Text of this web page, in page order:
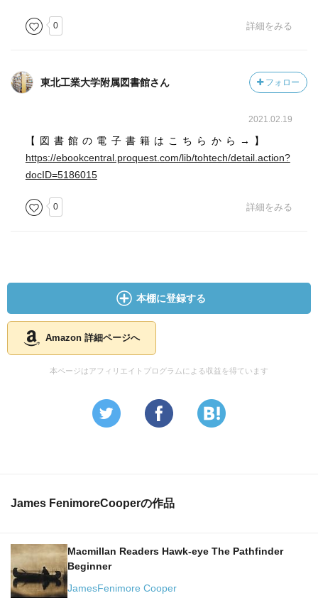
0 詳細をみる
東北工業大学附属図書館さん フォロー
2021.02.19
【図書館の電子書籍はこちらから→】
https://ebookcentral.proquest.com/lib/tohtech/detail.action?
docID=5186015
0 詳細をみる
本棚に登録する
Amazon 詳細ページへ
本ページはアフィリエイトプログラムによる収益を得ています
James FenimoreCooperの作品
Macmillan Readers Hawk-eye The Pathfinder
Beginner
JamesFenimore Cooper